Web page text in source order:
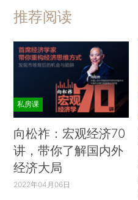
推荐阅读
私房课
向松祚：宏观经济70
讲，带你了解国内外
经济大局
2022年04月06日